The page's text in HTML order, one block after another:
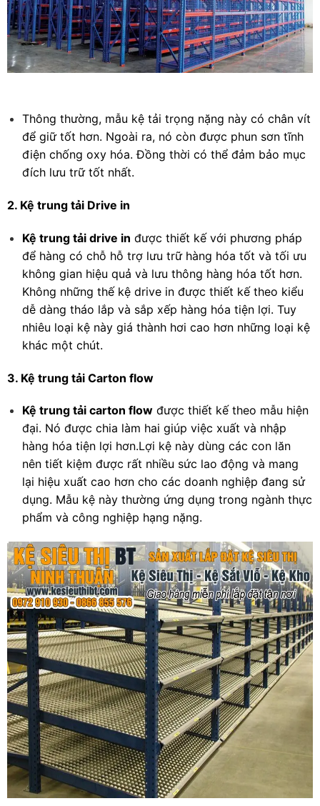
Thông thường, mẫu kệ tải trọng nặng này có chân vít
để giữ tốt hơn. Ngoài ra, nó còn được phun sơn tĩnh
điện chống oxy hóa. Đồng thời có thể đảm bảo mục
đích lưu trữ tốt nhất.
2. Kệ trung tải Drive in
Kệ trung tải drive in được thiết kế với phương pháp
để hàng có chỗ hỗ trợ lưu trữ hàng hóa tốt và tối ưu
không gian hiệu quả và lưu thông hàng hóa tốt hơn.
Không những thế kệ drive in được thiết kế theo kiểu
dễ dàng tháo lắp và sắp xếp hàng hóa tiện lợi. Tuy
nhiêu loại kệ này giá thành hơi cao hơn những loại kệ
khác một chút.
3. Kệ trung tải Carton flow
Kệ trung tải carton flowđược thiết kế theo mẫu hiện
đại. Nó được chia làm hai giúp việc xuất và nhập
hàng hóa tiện lợi hơn.Lợi kệ này dùng các con lăn
nên tiết kiệm được rất nhiều sức lao động và mang
lại hiệu xuất cao hơn cho các doanh nghiệp đang sử
dụng. Mẫu kệ này thường ứng dụng trong ngành thực
phẩm và công nghiệp hạng nặng.